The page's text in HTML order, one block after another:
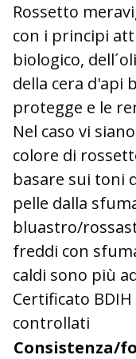
Rossetto
con i principi
biologico,
della cera d'api
protegge e le
Nel caso vi
colore di
basare sui toni
pelle dalla
bluastro/
freddi con
caldi sono più
Certificato
controllati
Consistenza/